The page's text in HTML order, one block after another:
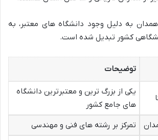
به دلیل وجود دانشگاه های معتبر، به
کشور تبدیل شده است.
توضیحات
یکی از بزرگ ترین و معتبرترین دانشگاه
های جامع کشور
تمرکز بر رشته های فنی و مهندسی